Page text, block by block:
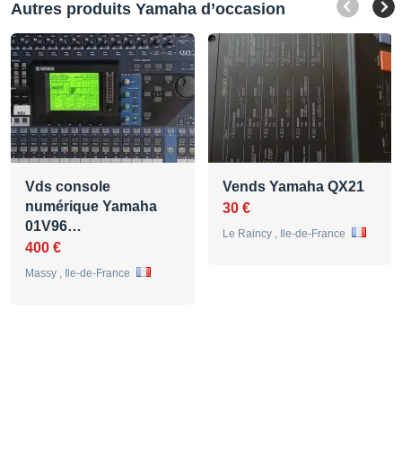
Autres produits Yamaha d’occasion
Vds console
numérique Yamaha
01V96…
400 €
Massy , Ile-de-France
Vends Yamaha QX21
30 €
Le Raincy , Ile-de-France